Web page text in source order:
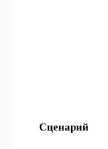
Сценарий